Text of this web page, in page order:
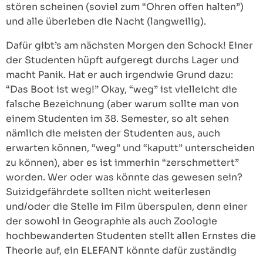
stören scheinen (soviel zum “Ohren offen halten”)
und alle überleben die Nacht (langweilig).
Dafür gibt’s am nächsten Morgen den Schock! Einer
der Studenten hüpft aufgeregt durchs Lager und
macht Panik. Hat er auch irgendwie Grund dazu:
“Das Boot ist weg!” Okay, “weg” ist vielleicht die
falsche Bezeichnung (aber warum sollte man von
einem Studenten im 38. Semester, so alt sehen
nämlich die meisten der Studenten aus, auch
erwarten können, “weg” und “kaputt” unterscheiden
zu können), aber es ist immerhin “zerschmettert”
worden. Wer oder was könnte das gewesen sein?
Suizidgefährdete sollten nicht weiterlesen
und/oder die Stelle im Film überspulen, denn einer
der sowohl in Geographie als auch Zoologie
hochbewanderten Studenten stellt allen Ernstes die
Theorie auf, ein ELEFANT könnte dafür zuständig